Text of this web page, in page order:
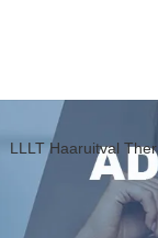
LLLT Haaruitval